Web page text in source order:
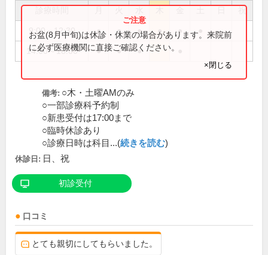
祝
9:00～12:30 ● ● ● ● ●
14:00～18:00 ● ● ●
お盆(8月中旬)は休診・休業の場合があります。来院前
に必ず医療機関に直接ご確認ください。
×閉じる
備考: ○木・土曜AMのみ
○一部診療科予約制
○新患受付は17:00まで
○臨時休診あり
○診療日時は科目...(続きを読む)
休診日: 日、祝
初診受付
口コミ
とても親切にしてもらいました。